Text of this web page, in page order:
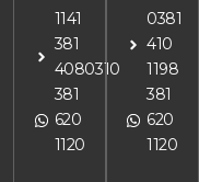
1141
381
4080310
381
620
1120
0381
410
1198
381
620
1120